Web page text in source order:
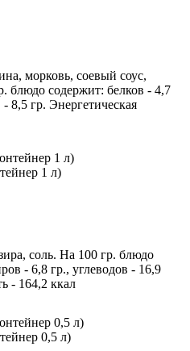
морковь, соевый соус,
блюдо содержит: белков - 4,7
8,5 гр. Энергетическая
1 л)
соль. На 100 гр. блюдо
- 6,8 гр., углеводов - 16,9
- 164,2 ккал
0,5 л)